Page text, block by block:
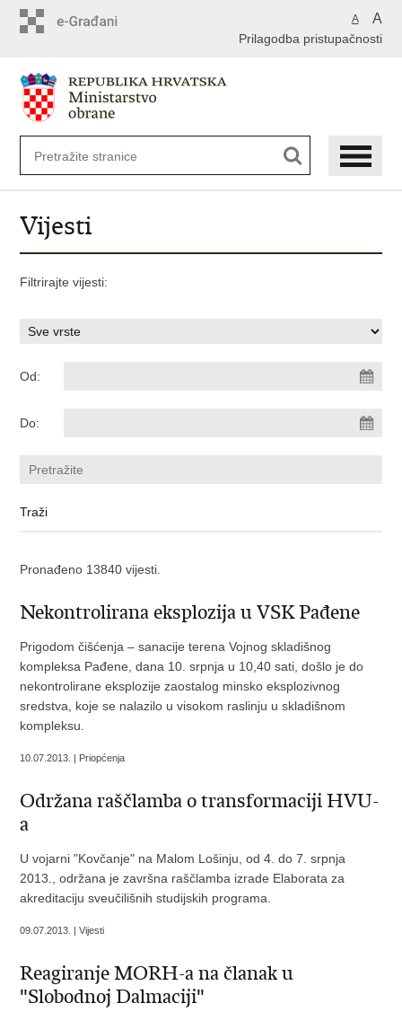
A A
Prilagodba pristupačnosti
Vijesti
Filtrirajte vijesti:
Od:
Do:
Pronađeno 13840 vijesti.
Nekontrolirana eksplozija u VSK Pađene
Prigodom čišćenja – sanacije terena Vojnog skladišnog
kompleksa Pađene, dana 10. srpnja u 10,40 sati, došlo je do
nekontrolirane eksplozije zaostalog minsko eksplozivnog
sredstva, koje se nalazilo u visokom raslinju u skladišnom
kompleksu.
10.07.2013. | Priopćenja
Održana raščlamba o transformaciji HVU-
a
U vojarni "Kovčanje" na Malom Lošinju, od 4. do 7. srpnja
2013., održana je završna raščlamba izrade Elaborata za
akreditaciju sveučilišnih studijskih programa.
09.07.2013. | Vijesti
Reagiranje MORH-a na članak u
"Slobodnoj Dalmaciji"